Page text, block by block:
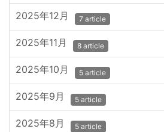
2025年12月 7 article
2025年11月 8 article
2025年10月 5 article
2025年9月 5 article
2025年8月 5 article